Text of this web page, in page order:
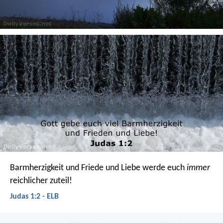
Barmherzigkeit und Friede und Liebe werde euch immer
reichlicher zuteil!
Judas 1:2 - ELB